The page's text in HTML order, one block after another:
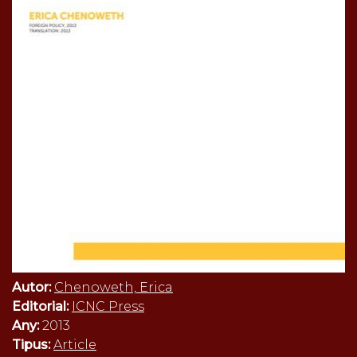
Autor: Chenoweth, Erica
Editorial: ICNC Press
Any:2013
Tipus:Article